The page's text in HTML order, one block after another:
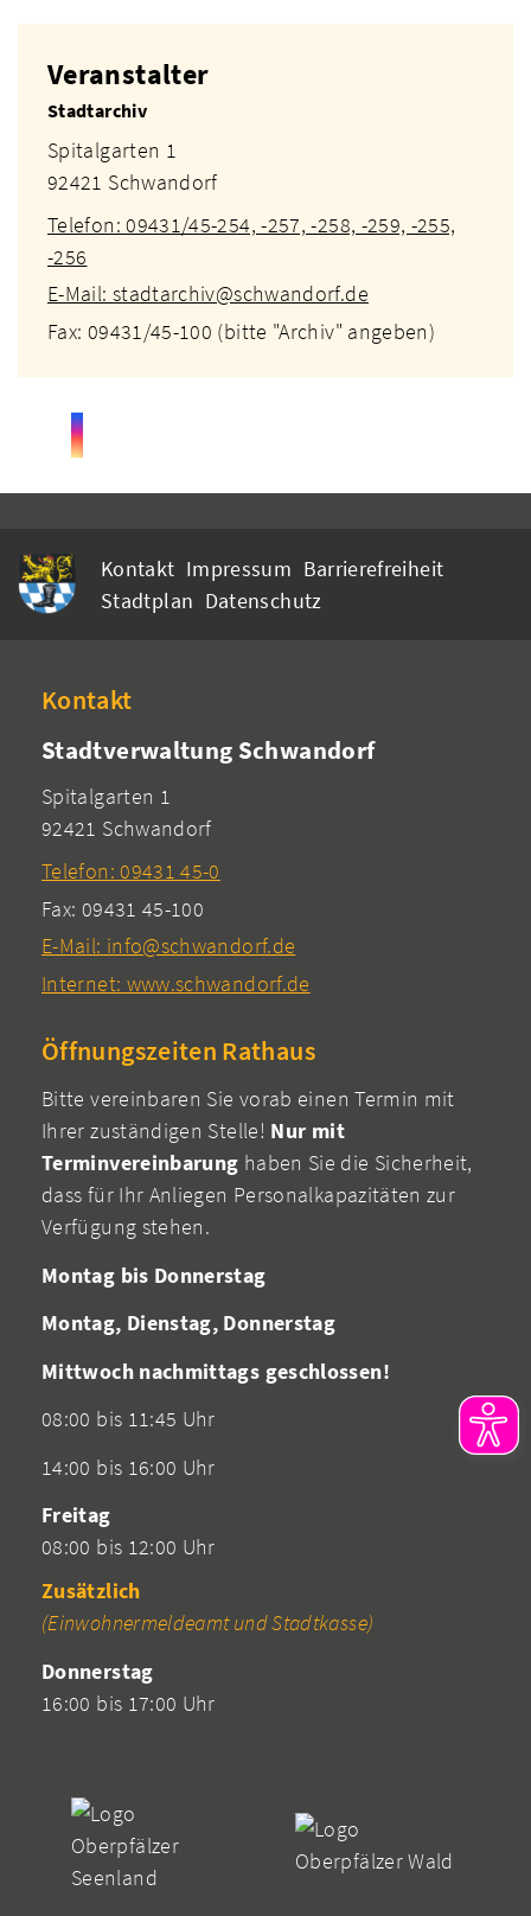
Veranstalter
Stadtarchiv
Spitalgarten 1
92421 Schwandorf
Telefon: 09431/45-254, -257, -258, -259, -255,
-256
E-Mail: stadtarchiv@schwandorf.de
Fax: 09431/45-100 (bitte "Archiv" angeben)
Kontakt Impressum Barrierefreiheit
Stadtplan Datenschutz
Kontakt
Stadtverwaltung Schwandorf
Spitalgarten 1
92421 Schwandorf
Telefon: 09431 45-0
Fax: 09431 45-100
E-Mail: info@schwandorf.de
Internet: www.schwandorf.de
Öffnungszeiten Rathaus
Bitte vereinbaren Sie vorab einen Termin mit
Ihrer zuständigen Stelle! Nur mit
Terminvereinbarung haben Sie die Sicherheit,
dass für Ihr Anliegen Personalkapazitäten zur
Verfügung stehen.
Montag bis Donnerstag
Montag, Dienstag, Donnerstag
Mittwoch nachmittags geschlossen!
08:00 bis 11:45 Uhr
14:00 bis 16:00 Uhr
Freitag
08:00 bis 12:00 Uhr
Zusätzlich
(Einwohnermeldeamt und Stadtkasse)
Donnerstag
16:00 bis 17:00 Uhr